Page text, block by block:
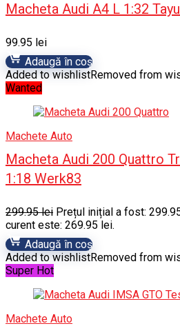
Macheta Audi A4 L 1:32
99.95 lei
Adaugă în coș
Added to wishlistRemoved from
Wanted
Machete Auto
Macheta Audi 200 Quattro
1:18 Werk83
299.95lei Prețul inițial a fost:
curent este: 269.95 lei.
Adaugă în coș
Added to wishlistRemoved from
Super Hot
Machete Auto